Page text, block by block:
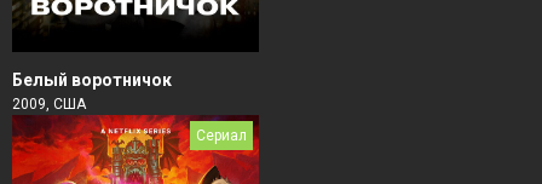
Белый воротничок
2009, США
Сериал